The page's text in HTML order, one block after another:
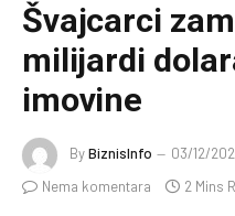
Švajcarci
milijardi
imovine
ByBiznisInfo 03/12/
Nema komentara
2 Mins